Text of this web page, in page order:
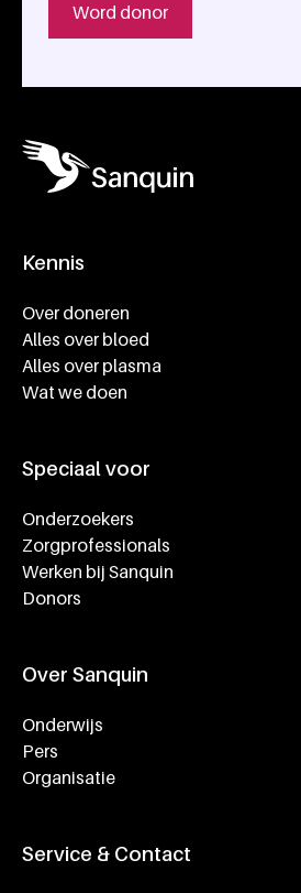
Word donor
Kennis
Over doneren
Alles over bloed
Alles over plasma
Wat we doen
Speciaal voor
Onderzoekers
Zorgprofessionals
Werken bij Sanquin
Donors
Over Sanquin
Onderwijs
Pers
Organisatie
Service & Contact